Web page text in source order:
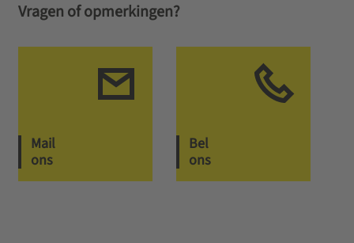
Vragen of opmerkingen?
Mail
ons
Bel
ons